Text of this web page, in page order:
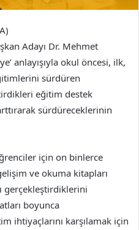
Adayı Dr. Mehmet
anlayışıyla okul öncesi, ilk,
sürdüren
eğitim destek
sürdüreceklerinin
için on binlerce
ve okuma kitapları
gerçekleştirdiklerini
boyunca
ihtiyaçlarını karşılamak için